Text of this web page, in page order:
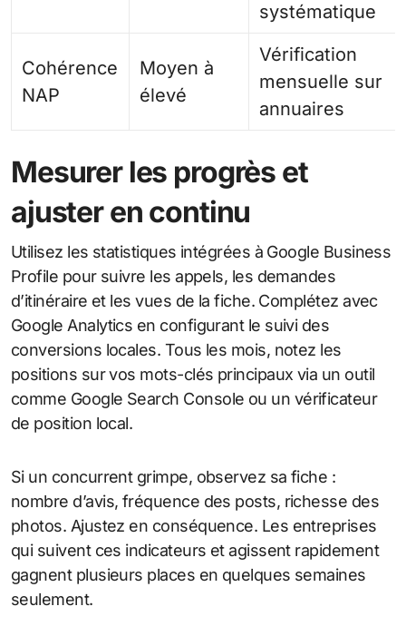
systématique
Cohérence
NAP
Moyen à
élevé
Vérification
mensuelle sur
annuaires
Mesurer les progrès et
ajuster en continu
Utilisez les statistiques intégrées à Google Business
Profile pour suivre les appels, les demandes
d’itinéraire et les vues de la fiche. Complétez avec
Google Analytics en configurant le suivi des
conversions locales. Tous les mois, notez les
positions sur vos mots-clés principaux via un outil
comme Google Search Console ou un vérificateur
de position local.
Si un concurrent grimpe, observez sa fiche :
nombre d’avis, fréquence des posts, richesse des
photos. Ajustez en conséquence. Les entreprises
qui suivent ces indicateurs et agissent rapidement
gagnent plusieurs places en quelques semaines
seulement.